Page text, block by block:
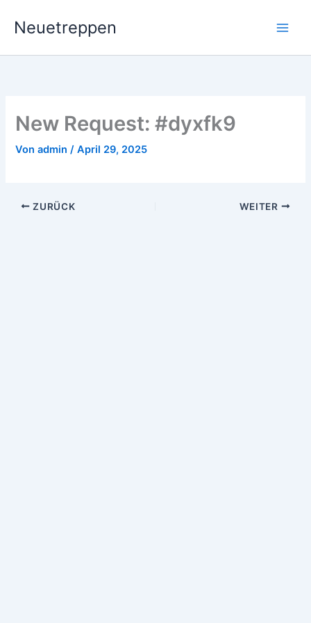
InhaltNeuetreppen
New Request: #dyxfk9
Vonadmin/April 29, 2025
ZURÜCK WEITER